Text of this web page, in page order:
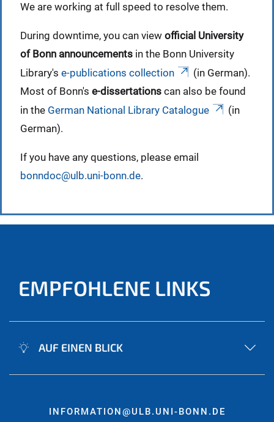
We are working at full speed to resolve them.
During downtime, you can view official University
of Bonn announcements in the Bonn University
Library's e-publications collection
(in German).
Most of Bonn's e-dissertations can also be found
in the German National Library Catalogue
(in
German).
If you have any questions, please email
bonndoc@ulb.uni-bonn.de.
EMPFOHLENE LINKS
AUF EINEN BLICK
INFORMATION@ULB.UNI-BONN.DE